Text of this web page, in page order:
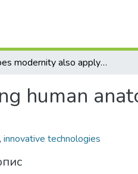
Does modernity also apply to learning human anatomy?
human
, innovative technologies